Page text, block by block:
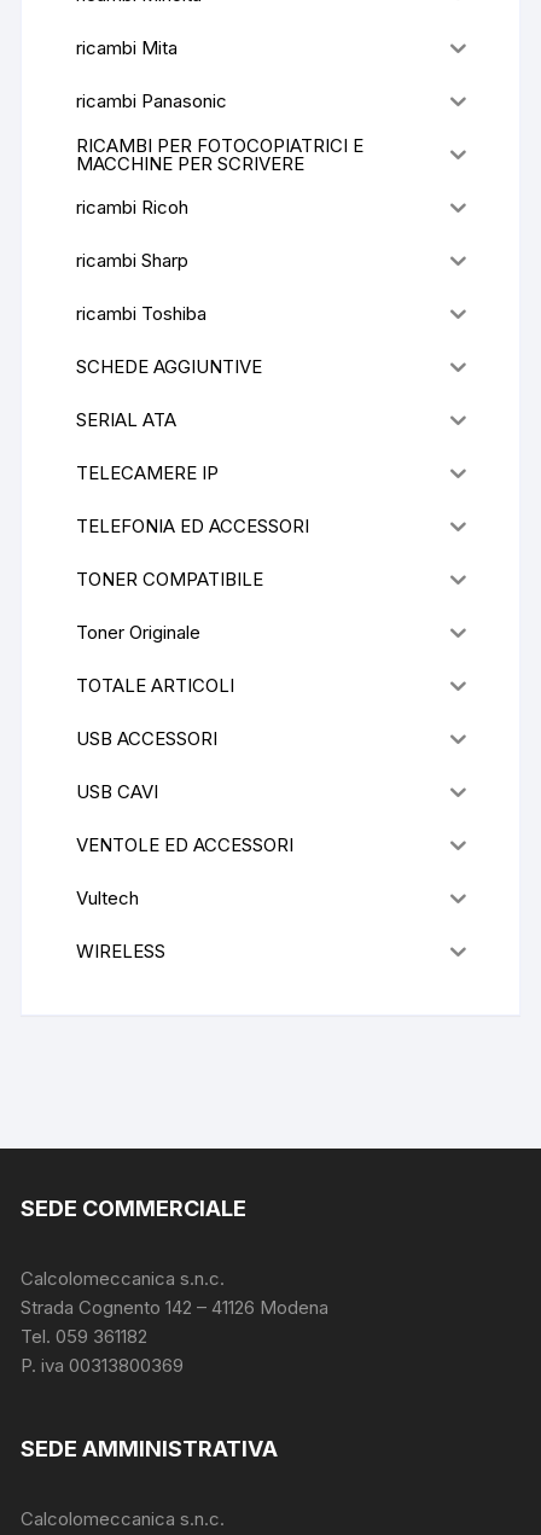
ricambi Mita
ricambi Panasonic
RICAMBI PER FOTOCOPIATRICI E
MACCHINE PER SCRIVERE
ricambi Ricoh
ricambi Sharp
ricambi Toshiba
SCHEDE AGGIUNTIVE
SERIAL ATA
TELECAMERE IP
TELEFONIA ED ACCESSORI
TONER COMPATIBILE
Toner Originale
TOTALE ARTICOLI
USB ACCESSORI
USB CAVI
VENTOLE ED ACCESSORI
Vultech
WIRELESS
SEDE COMMERCIALE
Calcolomeccanica s.n.c.
Strada Cognento 142 – 41126 Modena
Tel. 059 361182
P. iva 00313800369
SEDE AMMINISTRATIVA
Calcolomeccanica s.n.c.